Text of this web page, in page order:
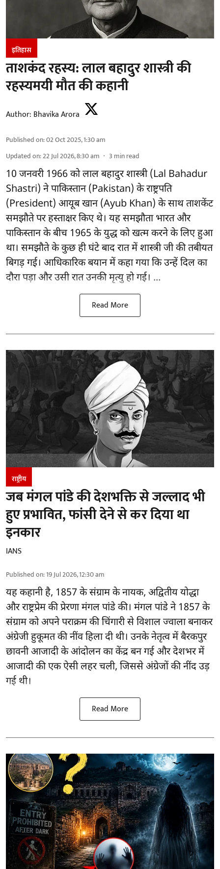
इतिहास
ताशकंद रहस्य: लाल बहादुर शास्त्री की
रहस्यमयी मौत की कहानी
Author: Bhavika Arora
Published on:02 Oct 2025, 1:30 am
Updated on:22 Jul 2026, 8:30 am 3 min read
10 जनवरी 1966 को लाल बहादुर शास्त्री (Lal Bahadur
Shastri) ने पाकिस्तान (Pakistan) के राष्ट्रपति
(President) आयूब खान (Ayub Khan) के साथ ताशकेंट
समझौते पर हस्ताक्षर किए थे। यह समझौता भारत और
पाकिस्तान के बीच 1965 के युद्ध को खत्म करने के लिए हुआ
था। समझौते के कुछ ही घंटे बाद रात में शास्त्री जी की तबीयत
बिगड़ गई। आधिकारिक बयान में कहा गया कि उन्हें दिल का
दौरा पड़ा और उसी रात उनकी मृत्यु हो गई। ...
Read More
राष्ट्रीय
जब मंगल पांडे की देशभक्ति से जल्लाद भी
हुए प्रभावित, फांसी देने से कर दिया था
इनकार
IANS
Published on:19 Jul 2026, 12:30 am
यह कहानी है, 1857 के संग्राम के नायक, अद्वितीय योद्धा
और राष्ट्रप्रेम की प्रेरणा मंगल पांडे की। मंगल पांडे ने 1857 के
संग्राम को अपने पराक्रम की चिंगारी से विशाल ज्वाला बनाकर
अंग्रेजी हुकूमत की नींव हिला दी थी। उनके नेतृत्व में बैरकपुर
छावनी आजादी के आंदोलन का केंद्र बन गई और देशभर में
आजादी की एक ऐसी लहर चली, जिससे अंग्रेजों की नींद उड़
गई थी।
Read More